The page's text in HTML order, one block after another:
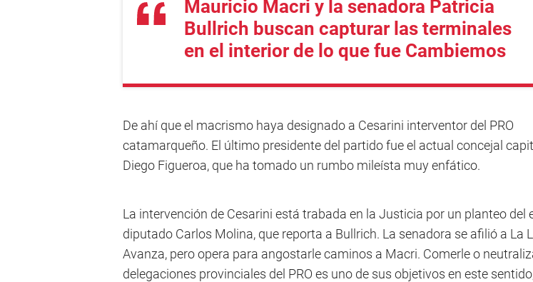
Mauricio Macri y la senadora Patricia
Bullrich buscan capturar las terminales
en el interior de lo que fue Cambiemos
De ahí que el macrismo haya designado a Cesarini interventor del PRO
catamarqueño. El último presidente del partido fue el actual concejal
Diego Figueroa, que ha tomado un rumbo mileísta muy enfático.
La intervención de Cesarini está trabada en la Justicia por un planteo del
diputado Carlos Molina, que reporta a Bullrich. La senadora se afilió a La
Avanza, pero opera para angostarle caminos a Macri. Comerle o
delegaciones provinciales del PRO es uno de sus objetivos en este